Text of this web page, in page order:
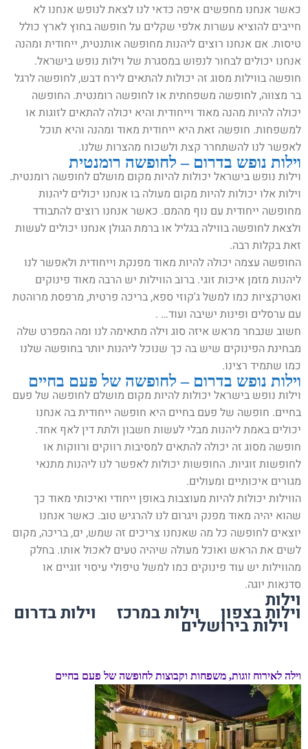
כאשר אנחנו מחפשים איפה כדאי לנו לצאת לנופש אנחנו לא
חייבים להוציא עשרות אלפי שקלים על חופשה בחוץ לארץ כולל
טיסות. אם אנחנו רוצים ליהנות מחופשה אותנטית, ייחודית ומהנה
אנחנו יכולים לבחור לנפוש במסגרת של וילות נופש בישראל.
חופשה בווילות מסוג זה יכולות להתאים לירח דבש, לחופשה לרגל
בר מצווה, לחופשה משפחתית או לחופשה רומנטית. החופשה
יכולה להיות מהנה מאוד וייחודית והיא יכולה להתאים לזוגות או
למשפחות. חופשה זאת היא ייחודית מאוד ומהנה והיא תוכל
לאפשר לנו להשתחרר קצת ולשכוח מהצרות שלנו.
וילות נופש בדרום – לחופשה רומנטית
וילות נופש בישראל יכולות להיות מקום מושלם לחופשה רומנטית.
וילות אלו יכולות להיות מקום מעולה בו אנחנו יכולים ליהנות
מחופשה ייחודית עם נוף מהמם. כאשר אנחנו רוצים להתבודד
ולצאת לחופשה בווילה בגליל או ברמת הגולן אנחנו יכולים לעשות
זאת בקלות רבה.
החופשה עצמה יכולה להיות מאוד מפנקת וייחודית ולאפשר לנו
ליהנות מזמן איכות זוגי. ברוב הווילות יש הרבה מאוד פינוקים
ואטרקציות כמו למשל ג'קוזי ספא, בריכה פרטית, מרפסת מרוהטת
עם ערסלים ופינות ישיבה ועוד… .
חשוב שנבחר מראש איזה סוג וילה מתאימה לנו ומה המפרט שלה
מבחינת הפינוקים שיש בה כך שנוכל ליהנות יותר בחופשה שלנו
כמו שתמיד רצינו.
וילות נופש בדרום – לחופשה של פעם בחיים
וילות נופש בישראל יכולות להיות מקום מושלם לחופשה של פעם
בחיים. חופשה של פעם בחיים היא חופשה ייחודית בה אנחנו
יכולים באמת ליהנות מבלי לעשות חשבון ולתת דין לאף אחד.
חופשה מסוג זה יכולה להתאים למסיבות רווקים ורווקות או
לחופשות זוגיות. החופשות יכולות לאפשר לנו ליהנות מתנאי
מגורים איכותיים ומעולים.
הווילות יכולות להיות מעוצבות באופן ייחודי ואיכותי מאוד כך
שהוא יהיה מאוד מפנק ויגרום לנו להרגיש טוב. כאשר אנחנו
יוצאים לחופשה כל מה שאנחנו צריכים זה שמש, ים, בריכה, מקום
לשים את הראש ואוכל מעולה שיהיה טעים לאכול אותו. בחלק
מהווילות יש עוד פינוקים כמו למשל טיפולי עיסוי זוגיים או
סדנאות יוגה.
וילות
וילות בצפון וילות במרכז וילות בדרום
וילות בירושלים
וילה לאירוח זוגות, משפחות וקבוצות לחופשה של פעם בחיים